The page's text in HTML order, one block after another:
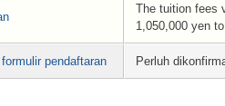
The tuition fees
1,050,000 yen
pendaftaran Perluh